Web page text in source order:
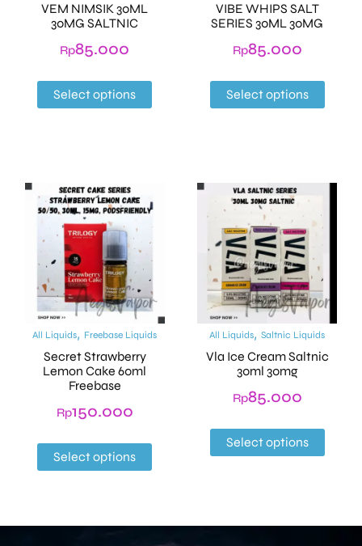
VEM NIMSIK 30ML
30MG SALTNIC
Rp85.000
Select options
VIBE WHIPS SALT
SERIES 30ML 30MG
Rp85.000
Select options
All Liquids, Freebase Liquids
Secret Strawberry
Lemon Cake 60ml
Freebase
Rp150.000
Select options
All Liquids,Saltnic Liquids
Vla Ice Cream Saltnic
30ml 30mg
Rp85.000
Select options